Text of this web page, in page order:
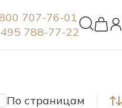
707-76-01
788-77-22
По страницам